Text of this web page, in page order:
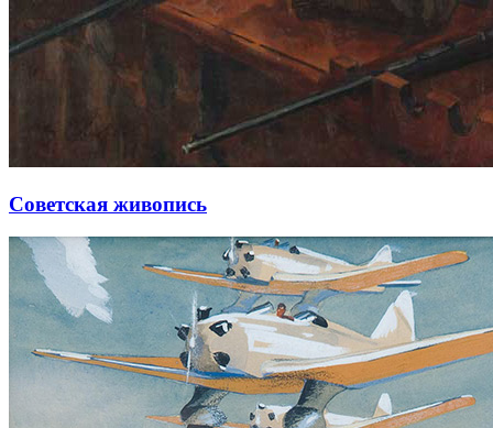
Советская живопись